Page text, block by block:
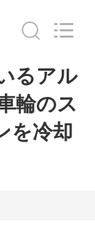
るアル
輪のス
を冷却